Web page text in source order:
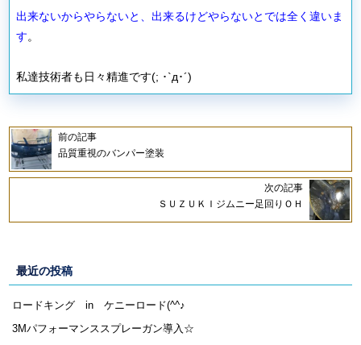
出来ないからやらないと、出来るけどやらないとでは全く違いま
す。
私達技術者も日々精進です(; ･`д･´)
前の記事
品質重視のバンパー塗装
次の記事
ＳＵＺＵＫＩジムニー足回りＯＨ
最近の投稿
ロードキング in ケニーロード(^^♪
3Mパフォーマンススプレーガン導入☆